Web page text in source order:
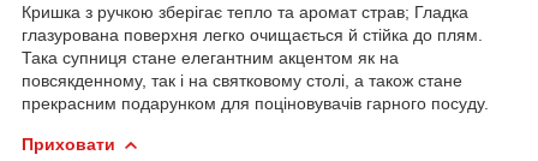
Кришка з ручкою зберігає тепло та аромат страв; Гладка
глазурована поверхня легко очищається й стійка до плям.
Така супниця стане елегантним акцентом як на
повсякденному, так і на святковому столі, а також стане
прекрасним подарунком для поціновувачів гарного посуду.
Приховати